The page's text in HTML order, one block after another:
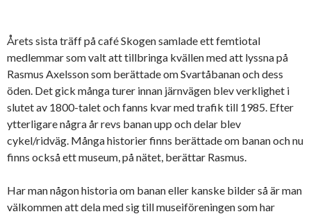
Årets sista träff på café Skogen samlade ett femtiotal
medlemmar som valt att tillbringa kvällen med att lyssna på
Rasmus Axelsson som berättade om Svartåbanan och dess
öden. Det gick många turer innan järnvägen blev verklighet i
slutet av 1800-talet och fanns kvar med trafik till 1985. Efter
ytterligare några år revs banan upp och delar blev
cykel/ridväg. Många historier finns berättade om banan och nu
finns också ett museum, på nätet, berättar Rasmus.
Har man någon historia om banan eller kanske bilder så är man
välkommen att dela med sig till museiföreningen som har